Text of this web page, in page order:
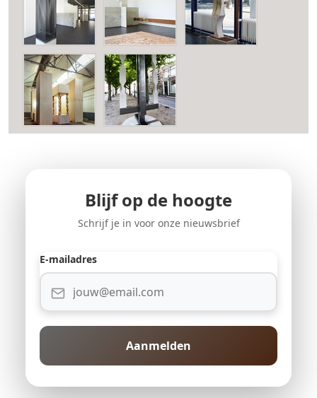
Blijf op de hoogte
Schrijf je in voor onze nieuwsbrief
E-mailadres
Aanmelden